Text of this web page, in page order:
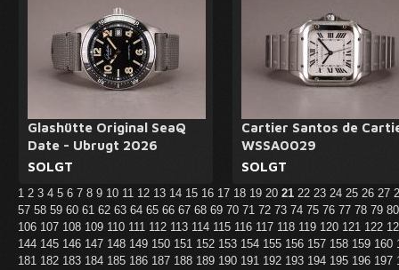
Glashütte Original SeaQ
Date - Ubrugt 2026
SOLGT
Cartier Santos de
WSSA0029
SOLGT
1 2 3 4 5 6 7 8 9 10 11 12 13 14 15 16 17 18 19 20 21 22 23 24 25 26 27
57 58 59 60 61 62 63 64 65 66 67 68 69 70 71 72 73 74 75 76 77 78 79
106 107 108 109 110 111 112 113 114 115 116 117 118 119 120 121 122
144 145 146 147 148 149 150 151 152 153 154 155 156 157 158 159 160
181 182 183 184 185 186 187 188 189 190 191 192 193 194 195 196 197